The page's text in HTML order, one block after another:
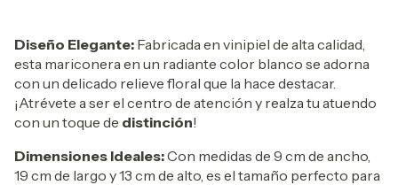
Diseño Elegante: Fabricada en vinipiel de alta calidad,
esta mariconera en un radiante color blanco se adorna
con un delicado relieve floral que la hace destacar.
¡Atrévete a ser el centro de atención y realza tu atuendo
con un toque de distinción!
Dimensiones Ideales:Con medidas de 9 cm de ancho,
19 cm de largo y 13 cm de alto, es el tamaño perfecto para